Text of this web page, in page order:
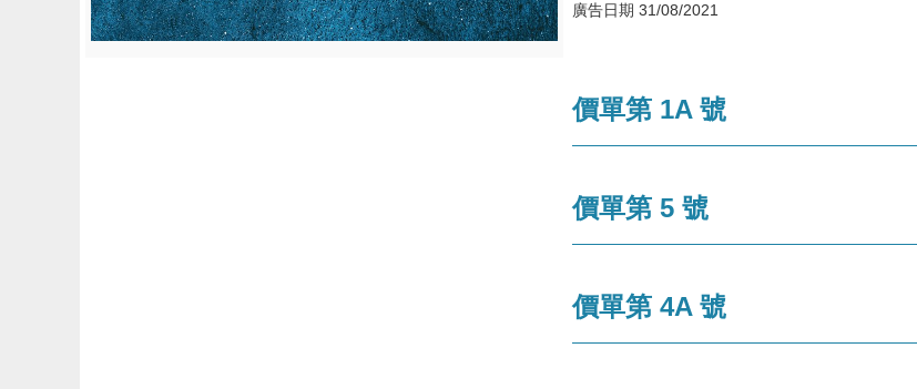
廣告日期 31/08/2021
價單第 1A 號
價單第 5 號
價單第 4A 號